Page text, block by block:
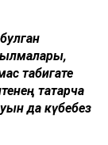
табигате
татарча
да күбебез